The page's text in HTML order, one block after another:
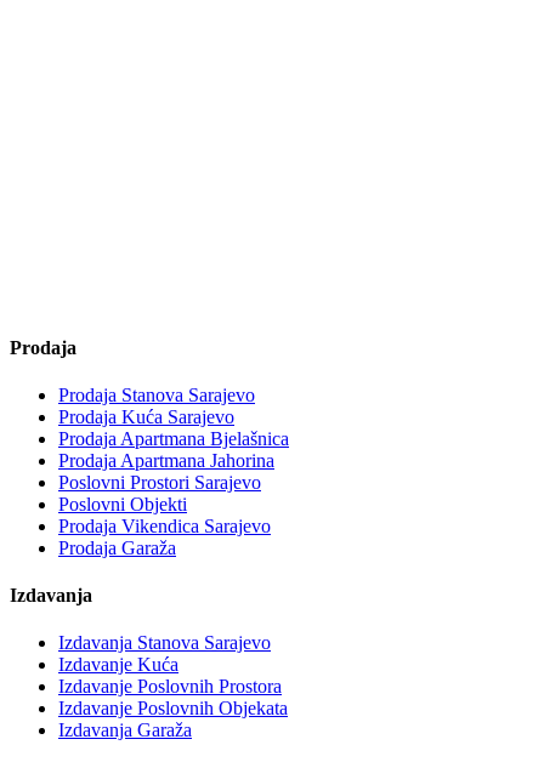
Prodaja
Prodaja Stanova Sarajevo
Prodaja Kuća Sarajevo
Prodaja Apartmana Bjelašnica
Prodaja Apartmana Jahorina
Poslovni Prostori Sarajevo
Poslovni Objekti
Prodaja Vikendica Sarajevo
Prodaja Garaža
Izdavanja
Izdavanja Stanova Sarajevo
Izdavanje Kuća
Izdavanje Poslovnih Prostora
Izdavanje Poslovnih Objekata
Izdavanja Garaža